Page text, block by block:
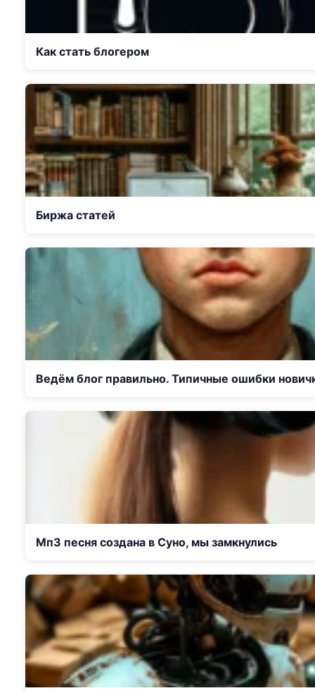
Как стать блогером
Биржа статей
Ведём блог правильно. Типичные ошибки
Мп3 песня создана в Суно, мы замкнулись